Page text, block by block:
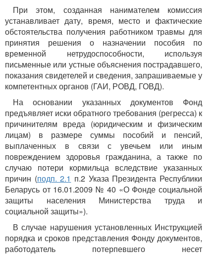
При этом, созданная нанимателем комиссия
устанавливает дату, время, место и фактические
обстоятельства получения работником травмы для
принятия решения о назначении пособия по
временной нетрудоспособности, используя
письменные или устные объяснения пострадавшего,
показания свидетелей и сведения, запрашиваемые у
компетентных органов (ГАИ, РОВД, ГОВД).
На основании указанных документов Фонд
предъявляет иски обратного требования (регресса) к
причинителям вреда (юридическим и физическим
лицам) в размере суммы пособий и пенсий,
выплаченных в связи с увечьем или иным
повреждением здоровья гражданина, а также по
случаю потери кормильца вследствие указанных
причин (подп. 2.1 п.2 Указа Президента Республики
Беларусь от 16.01.2009 № 40 «О Фонде социальной
защиты населения Министерства труда и
социальной защиты»).
В случае нарушения установленных Инструкцией
порядка и сроков представления Фонду документов,
работодатель потерпевшего несет